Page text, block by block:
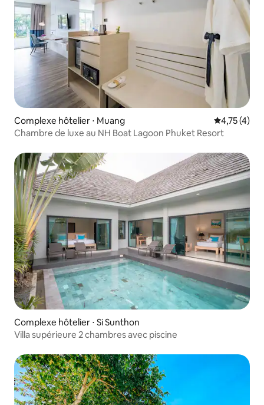
Complexe hôtelier ⋅ Muang Évaluation
4,75 (4)
Chambre de luxe au NH Boat Lagoon Phuket Resort
Complexe hôtelier ⋅ Si Sunthon
Villa supérieure 2 chambres avec piscine